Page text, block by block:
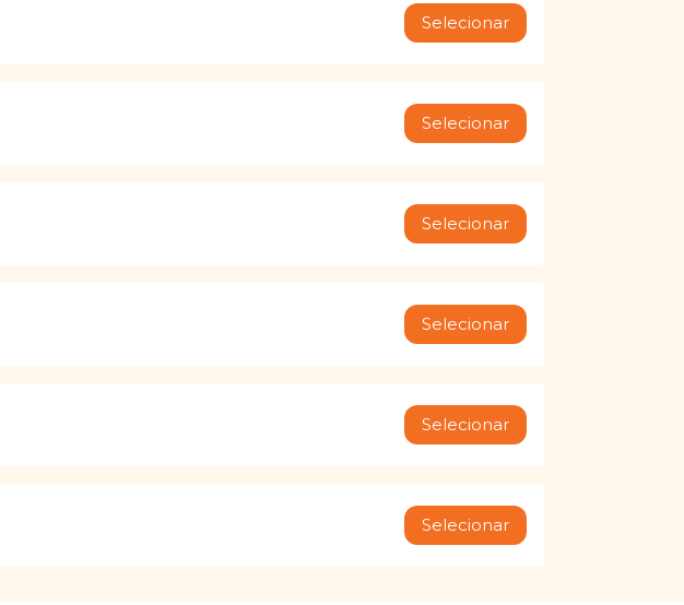
Selecionar
Selecionar
Selecionar
Selecionar
Selecionar
Selecionar